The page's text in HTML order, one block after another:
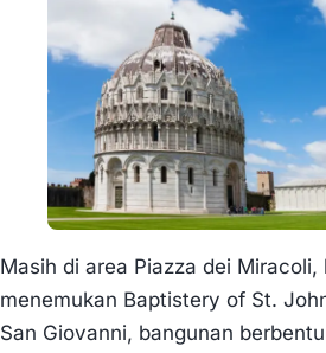
Masih di area Piazza dei Miracoli,
menemukan Baptistery of St.
San Giovanni, bangunan